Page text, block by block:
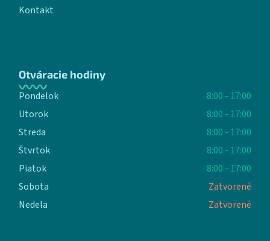
Kontakt
Otváracie hodiny
Pondelok
8:00 - 17:00
Utorok
8:00 - 17:00
Streda
8:00 - 17:00
Štvrtok
8:00 - 17:00
Piatok
8:00 - 17:00
Sobota
Zatvorené
Nedela
Zatvorené